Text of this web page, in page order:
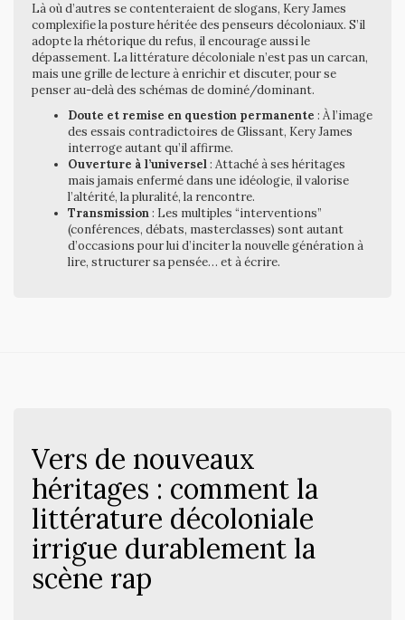
Là où d’autres se contenteraient de slogans, Kery James
complexifie la posture héritée des penseurs décoloniaux. S’il
adopte la rhétorique du refus, il encourage aussi le
dépassement. La littérature décoloniale n’est pas un carcan,
mais une grille de lecture à enrichir et discuter, pour se
penser au-delà des schémas de dominé/dominant.
Doute et remise en question permanente : À l’image
des essais contradictoires de Glissant, Kery James
interroge autant qu’il affirme.
Ouverture à l’universel: Attaché à ses héritages
mais jamais enfermé dans une idéologie, il valorise
l’altérité, la pluralité, la rencontre.
Transmission: Les multiples “interventions”
(conférences, débats, masterclasses) sont autant
d’occasions pour lui d’inciter la nouvelle génération à
lire, structurer sa pensée… et à écrire.
Vers de nouveaux
héritages : comment la
littérature décoloniale
irrigue durablement la
scène rap